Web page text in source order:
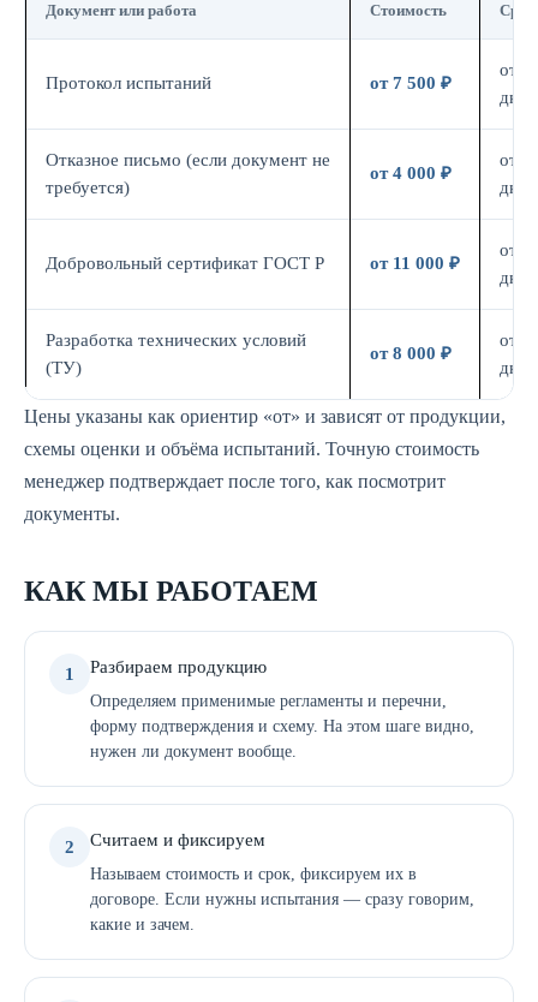
Документ или работа Стоимость Срок
Протокол испытаний от 7 500 ₽
от 7
дн.
Отказное письмо (если документ не
требуется)
от 4 000 ₽
от 3
дн.
Добровольный сертификат ГОСТ Р от 11 000 ₽
от 7
дн.
Разработка технических условий
(ТУ)
от 8 000 ₽
от 5
дн.
Цены указаны как ориентир «от» и зависят от продукции,
схемы оценки и объёма испытаний. Точную стоимость
менеджер подтверждает после того, как посмотрит
документы.
КАК МЫ РАБОТАЕМ
1 Разбираем продукцию
Определяем применимые регламенты и перечни,
форму подтверждения и схему. На этом шаге видно,
нужен ли документ вообще.
2 Считаем и фиксируем
Называем стоимость и срок, фиксируем их в
договоре. Если нужны испытания — сразу говорим,
какие и зачем.